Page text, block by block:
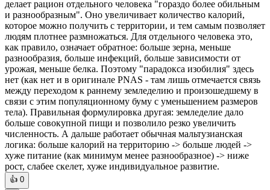
делает рацион отдельного человека "гораздо более обильным
и разнообразным". Оно увеличивает количество калорий,
которое можно получить с территории, и тем самым позволяет
людям плотнее размножаться. Для отдельного человека это,
как правило, означает обратное: больше зерна, меньше
разнообразия, больше инфекций, больше зависимости от
урожая, меньше белка. Поэтому "парадокса изобилия" здесь
нет (как нет и в оригинале PNAS - там лишь отмечается связь
между переходом к раннему земледелию и произошедшему в
связи с этим популяционному буму с уменьшением размеров
тела). Правильная формулировка другая: земледелие дало
больше совокупной пищи и позволило резко увеличить
численность. А дальше работает обычная мальтузианская
логика: больше калорий на территорию -> больше людей ->
хуже питание (как минимум менее разнообразное) -> ниже
рост, слабее скелет, хуже индивидуальное развитие.
👍 0